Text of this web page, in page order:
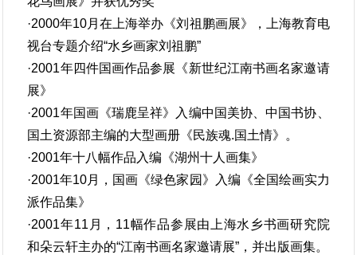
·2000年10月在上海举办《刘祖鹏画展》，上海教育电
视台专题介绍“水乡画家刘祖鹏”
·2001年四件国画作品参展《新世纪江南书画名家邀请
展》
·2001年国画《瑞鹿呈祥》入编中国美协、中国书协、
国土资源部主编的大型画册《民族魂.国土情》。
·2001年十八幅作品入编《湖州十人画集》
·2001年10月，国画《绿色家园》入编《全国绘画实力
派作品集》
·2001年11月，11幅作品参展由上海水乡书画研究院
和朵云轩主办的“江南书画名家邀请展”，并出版画集。